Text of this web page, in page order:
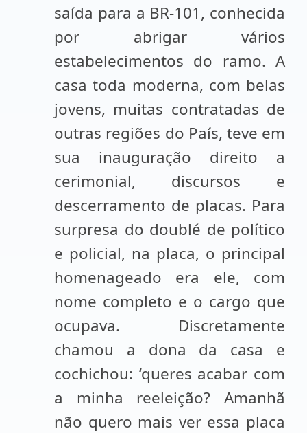
saída para a BR-101, conhecida
por abrigar vários
estabelecimentos do ramo. A
casa toda moderna, com belas
jovens, muitas contratadas de
outras regiões do País, teve em
sua inauguração direito a
cerimonial, discursos e
descerramento de placas. Para
surpresa do doublé de político
e policial, na placa, o principal
homenageado era ele, com
nome completo e o cargo que
ocupava. Discretamente
chamou a dona da casa e
cochichou: ‘queres acabar com
a minha reeleição? Amanhã
não quero mais ver essa placa